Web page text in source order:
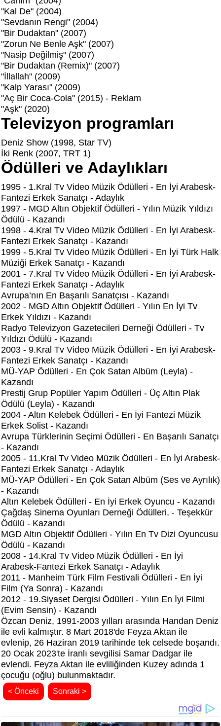
"Kal De" (2004)
"Sevdanın Rengi" (2004)
"Bir Dudaktan" (2007)
"Zorun Ne Benle Aşk" (2007)
"Nasip Değilmiş" (2007)
"Bir Dudaktan (Remix)" (2007)
"İllallah" (2009)
"Kalp Yarası" (2009)
"Aç Bir Coca-Cola" (2015) - Reklam
"Aşk" (2020)
Televizyon programları
Deniz Show (1998, Star TV)
İki Renk (2007, TRT 1)
Ödülleri ve Adaylıkları
1995 - 1.Kral Tv Video Müzik Ödülleri - En İyi Arabesk-
Fantezi Erkek Sanatçı - Adaylık
1997 - MGD Altın Objektif Ödülleri - Yılın Müzik Yıldızı
Ödülü - Kazandı
1998 - 4.Kral Tv Video Müzik Ödülleri - En İyi Arabesk-
Fantezi Erkek Sanatçı - Kazandı
1999 - 5.Kral Tv Video Müzik Ödülleri - En İyi Türk Halk
Müziği Erkek Sanatçı - Kazandı
2001 - 7.Kral Tv Video Müzik Ödülleri - En İyi Arabesk-
Fantezi Erkek Sanatçı - Adaylık
Avrupa’nın En Başarılı Sanatçısı - Kazandı
2002 - MGD Altın Objektif Ödülleri - Yılın En İyi Tv
Erkek Yıldızı - Kazandı
Radyo Televizyon Gazetecileri Derneği Ödülleri - Tv
Yıldızı Ödülü - Kazandı
2003 - 9.Kral Tv Video Müzik Ödülleri - En İyi Arabesk-
Fantezi Erkek Sanatçı - Kazandı
MÜ-YAP Ödülleri - En Çok Satan Albüm (Leyla) -
Kazandı
Prestij Grup Popüler Yapım Ödülleri - Üç Altın Plak
Ödülü (Leyla) - Kazandı
2004 - Altın Kelebek Ödülleri - En İyi Fantezi Müzik
Erkek Solist - Kazandı
Avrupa Türklerinin Seçimi Ödülleri - En Başarılı Sanatçı
- Kazandı
2005 - 11.Kral Tv Video Müzik Ödülleri - En İyi Arabesk-
Fantezi Erkek Sanatçı - Adaylık
MÜ-YAP Ödülleri - En Çok Satan Albüm (Ses ve Ayrılık)
- Kazandı
Altın Kelebek Ödülleri - En İyi Erkek Oyuncu - Kazandı
Çağdaş Sinema Oyunları Derneği Ödülleri, - Teşekkür
Ödülü - Kazandı
MGD Altın Objektif Ödülleri - Yılın En Tv Dizi Oyuncusu
Ödülü - Kazandı
2008 - 14.Kral Tv Video Müzik Ödülleri - En İyi
Arabesk-Fantezi Erkek Sanatçı - Adaylık
2011 - Manheim Türk Film Festivali Ödülleri - En İyi
Film (Ya Sonra) - Kazandı
2012 - 19.Siyaset Dergisi Ödülleri - Yılın En İyi Filmi
(Evim Sensin) - Kazandı
Özcan Deniz, 1991-2003 yılları arasında Handan Deniz
ile evli kalmıştır. 8 Mart 2018'de Feyza Aktan ile
evlenip, 26 Haziran 2019 tarihinde tek celsede boşandı.
20 Ocak 2023'te İranlı sevgilisi Samar Dadgar ile
evlendi. Feyza Aktan ile evliliğinden Kuzey adında 1
çocuğu (oğlu) bulunmaktadır.
< Önceki Sonraki >